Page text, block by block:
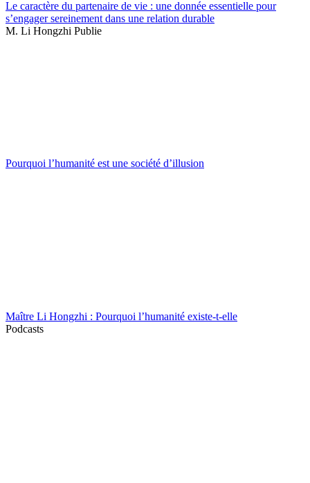
Le caractère du partenaire de vie : une donnée essentielle pour
s’engager sereinement dans une relation durable
M. Li Hongzhi Publie
Pourquoi l’humanité est une société d’illusion
Maître Li Hongzhi : Pourquoi l’humanité existe-t-elle
Podcasts